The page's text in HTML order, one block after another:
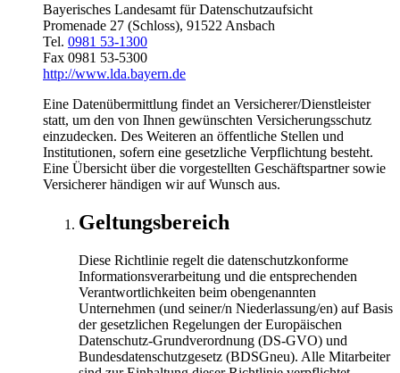
Bayerisches Landesamt für Datenschutzaufsicht
Promenade 27 (Schloss), 91522 Ansbach
Tel. 0981 53-1300
Fax 0981 53-5300
http://www.lda.bayern.de
Eine Datenübermittlung findet an Versicherer/Dienstleister
statt, um den von Ihnen gewünschten Versicherungsschutz
einzudecken. Des Weiteren an öffentliche Stellen und
Institutionen, sofern eine gesetzliche Verpflichtung besteht.
Eine Übersicht über die vorgestellten Geschäftspartner sowie
Versicherer händigen wir auf Wunsch aus.
Geltungsbereich
Diese Richtlinie regelt die datenschutzkonforme
Informationsverarbeitung und die entsprechenden
Verantwortlichkeiten beim obengenannten
Unternehmen (und seiner/n Niederlassung/en) auf Basis
der gesetzlichen Regelungen der Europäischen
Datenschutz-Grundverordnung (DS-GVO) und
Bundesdatenschutzgesetz (BDSGneu). Alle Mitarbeiter